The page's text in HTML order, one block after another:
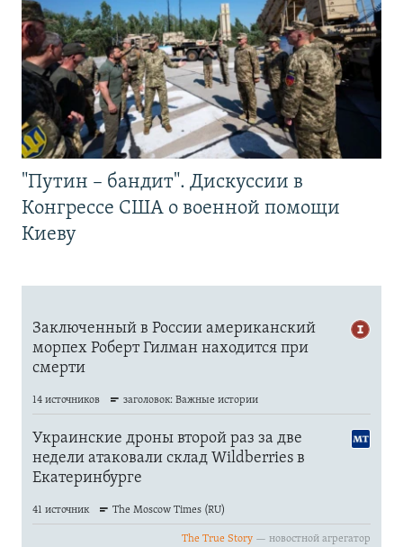
"Путин – бандит". Дискуссии в
Конгрессе США о военной помощи
Киеву